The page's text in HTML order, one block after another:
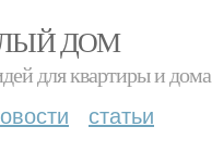
ДОМ
для квартиры и дома
статьи